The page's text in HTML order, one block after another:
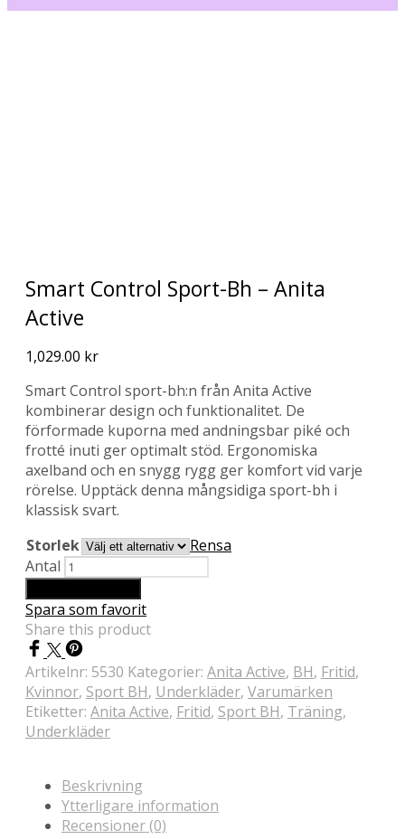
Smart Control Sport-Bh – Anita
Active
1,029.00 kr
Smart Control sport-bh:n från Anita Active
kombinerar design och funktionalitet. De
förformade kuporna med andningsbar piké och
frotté inuti ger optimalt stöd. Ergonomiska
axelband och en snygg rygg ger komfort vid varje
rörelse. Upptäck denna mångsidiga sport-bh i
klassisk svart.
Storlek
Rensa
Antal
Spara som favorit
Share this product
Artikelnr: 5530 Kategorier: Anita Active, BH, Fritid,
Kvinnor, Sport BH, Underkläder, Varumärken
Etiketter: Anita Active, Fritid, Sport BH, Träning,
Underkläder
Beskrivning
Ytterligare information
Recensioner (0)